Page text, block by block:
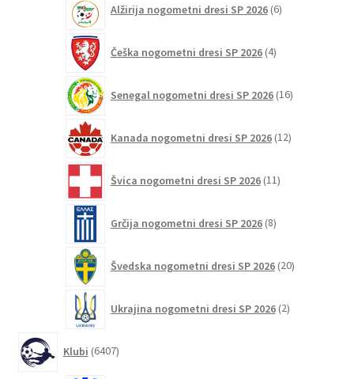
Alžirija nogometni dresi SP 2026 6izdelkov
Češka nogometni dresi SP 2026 4izdelki
Senegal nogometni dresi SP 2026 16izdelkov
Kanada nogometni dresi SP 2026 12izdelkov
Švica nogometni dresi SP 2026 11izdelkov
Grčija nogometni dresi SP 2026 8izdelkov
Švedska nogometni dresi SP 2026 20izdelkov
Ukrajina nogometni dresi SP 2026 2izdelka
Klubi 6407izdelkov